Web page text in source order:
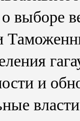
выборе
и